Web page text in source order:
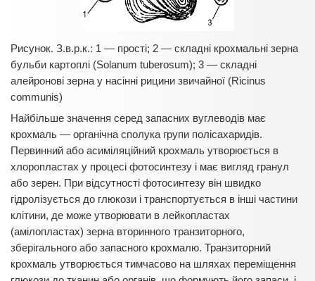
Рисунок. З.в.р.к.: 1 — прості; 2 — складні крохмальні зерна
бульби картоплі (Solanum tuberosum); 3 — cкладні
алейронові зерна у насінні рицини звичайної (Ricinus
communis)
Найбільше значення серед запасних вуглеводів має
крохмаль — органічна сполука групи полісахаридів.
Первинний або асиміляційний крохмаль утворюється в
хлоропластах у процесі фотосинтезу і має вигляд гранул
або зерен. При відсутності фотосинтезу він швидко
гідролізується до глюкози і транспортується в інші частини
клітини, де може утворювати в лейкопластах
(амілопластах) зерна вторинного транзиторного,
зберігального або запасного крохмалю. Транзиторний
крохмаль утворюється тимчасово на шляхах переміщення